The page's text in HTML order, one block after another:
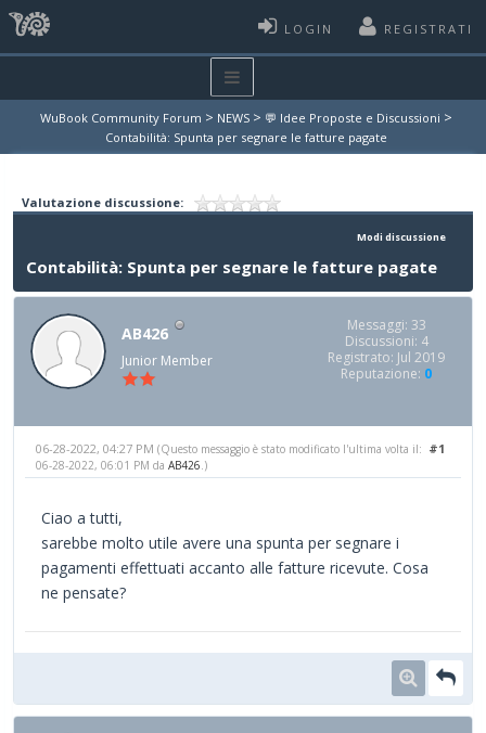
LOGIN REGISTRATI
WuBook Community Forum > NEWS > 💬 Idee Proposte e Discussioni >
Contabilità: Spunta per segnare le fatture pagate
Valutazione discussione:
Modi discussione
Contabilità: Spunta per segnare le fatture pagate
AB426
Junior Member
Messaggi: 33
Discussioni: 4
Registrato: Jul 2019
Reputazione: 0
#1
06-28-2022, 04:27 PM (Questo messaggio è stato modificato l'ultima volta il:
06-28-2022, 06:01 PM da AB426 .)
Ciao a tutti,
sarebbe molto utile avere una spunta per segnare i
pagamenti effettuati accanto alle fatture ricevute. Cosa
ne pensate?